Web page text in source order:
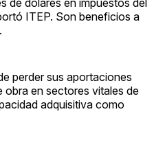
ITEP. Son beneficios a
perder sus aportaciones
obra en sectores vitales de
adquisitiva como